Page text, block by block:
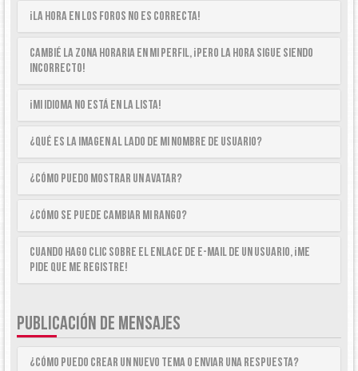
¡La hora en los foros no es correcta!
Cambié la zona horaria en mi perfil, ¡pero la hora sigue siendo
incorrecto!
¡Mi idioma no está en la lista!
¿Qué es la imagen al lado de mi nombre de usuario?
¿Cómo puedo mostrar un avatar?
¿Cómo se puede cambiar mi rango?
Cuando hago clic sobre el enlace de e-mail de un usuario, ¡me
pide que me registre!
PUBLICACIÓN DE MENSAJES
¿Cómo puedo crear un nuevo tema o enviar una respuesta?